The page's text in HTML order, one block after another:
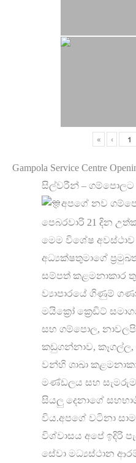
« ‹
Gampola Service Centre
සිල්වරීන් – ගම්පොලට
අපගේ නව
පෙබරවාරි 21 දින
මෙම විශේෂ
අධ්‍යක්ෂතුමාගේ
සම්පත් කළමනාකාර
ව්‍යාපාරයේ ගිණුම්
මයික්‍රෝ ක්‍රෙඩිට්
සහ ගම්පොල,
කඩුගන්නාව, කෑගල්ල,
වන්හි ශාඛා
මණ්ඩලය සහ
සියලු දෙනාගේ
විය.අපගේ වටිනා
විශ්වාසය අපේ ඉදිරි
සේවා මධ්‍යස්ථාන